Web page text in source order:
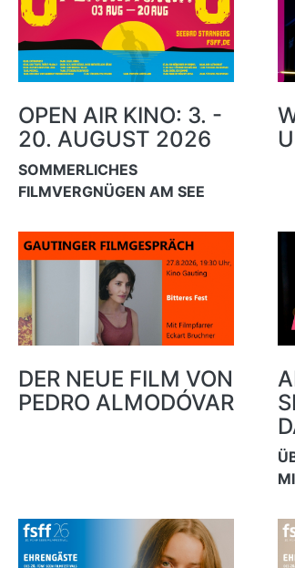
OPEN AIR KINO: 3. -
20. AUGUST 2026
SOMMERLICHES
FILMVERGNÜGEN AM SEE
DER NEUE FILM VON
PEDRO ALMODÓVAR